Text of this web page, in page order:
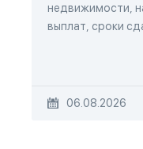
недвижимости,
выплат, сроки
06.08.2026